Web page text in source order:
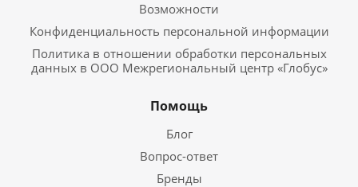
Возможности
Конфиденциальность персональной информации
Политика в отношении обработки персональных
данных в ООО Межрегиональный центр «Глобус»
Помощь
Блог
Вопрос-ответ
Бренды